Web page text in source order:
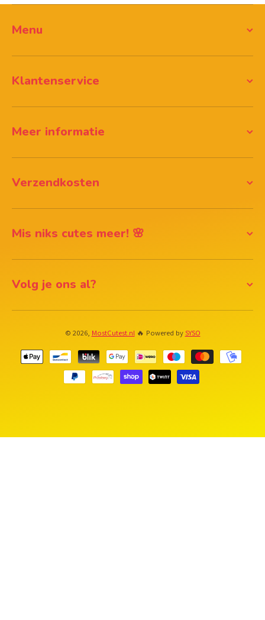
Menu
Klantenservice
Meer informatie
Verzendkosten
Mis niks cutes meer! 🌸
Volg je ons al?
© 2026, MostCutest.nl 🔥 Powered by SYSO
Betaalmethodes